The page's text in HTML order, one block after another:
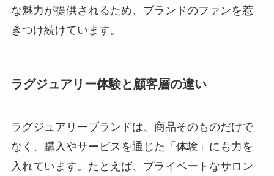
な魅力が提供されるため、ブランドのファンを惹
きつけ続けています。
ラグジュアリー体験と顧客層の違い
ラグジュアリーブランドは、商品そのものだけで
なく、購入やサービスを通じた「体験」にも力を
入れています。たとえば、プライベートなサロン